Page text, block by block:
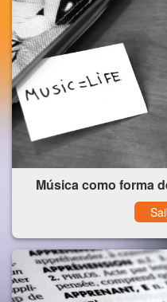
Música como forma